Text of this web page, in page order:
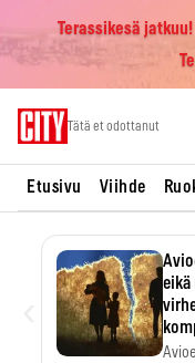
Terassikesä
Tätä et odottanut
Etusivu Viihde
eikä